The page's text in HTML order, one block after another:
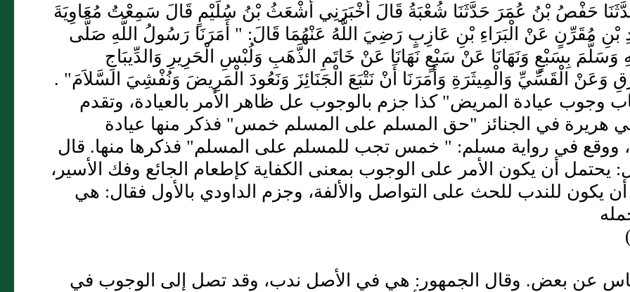
حَدَّثَنَا حَفْصُ بْنُ عُمَرَ حَدَّثَنَا شُعْبَةُ قَالَ أَخْبَرَنِي أَشْعَثُ بْنُ سُلَيْمٍ قَالَ سَمِعْتُ مُعَاوِيَةَ
بْنِ مُقَرِّنٍ عَنْ الْبَرَاءِ بْنِ عَازِبٍ رَضِيَ اللَّهُ عَنْهُمَا قَالَ: " أَمَرَنَا رَسُولُ اللَّهِ صَلَّى
وَسَلَّمَ بِسَبْعٍ وَنَهَانَا عَنْ سَبْعٍ نَهَانَا عَنْ خَاتَمِ الذَّهَبِ وَلُبْسِ الْحَرِيرِ وَالدِّيبَاجِ
وَعَنْ الْقَسِّيِّ وَالْمِيثَرَةِ وَأَمَرَنَا أَنْ نَتْبَعَ الْجَنَائِزَ وَنَعُودَ الْمَرِيضَ وَنُفْشِيَ السَّلاَمَ" .
وجوب عيادة المريض" كذا جزم بالوجوب عل ظاهر الأمر بالعيادة، وتقدم
هريرة في الجنائز "حق المسلم على المسلم خمس" فذكر منها عيادة
ووقع في رواية مسلم: " خمس تجب للمسلم على المسلم" فذكرها منها. قال
يحتمل أن يكون الأمر على الوجوب بمعنى الكفاية كإطعام الجائع وفك الأسير،
يكون للندب للحث على التواصل والألفة، وجزم الداودي بالأول فقال: هي
عن بعض. وقال الجمهور: هي في الأصل ندب، وقد تصل إلى الوجوب في